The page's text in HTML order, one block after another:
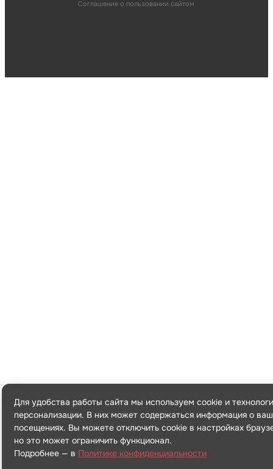
Соглашение о пользовании сайтом
Для удобства работы сайта мы используем cookie и
персонализации. В них может содержаться информация о
посещениях. Вы можете отключить cookie в настройках
но это может ограничить функционал.
Подробнее — в Политике конфиденциальности